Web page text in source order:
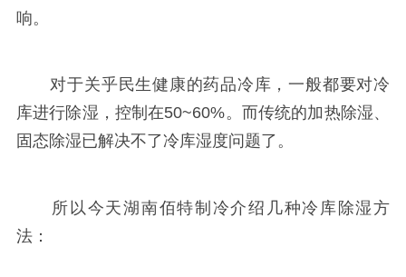
响。
对于关乎民生健康的药品冷库，一般都要对冷
库进行除湿，控制在50~60%。而传统的加热除湿、
固态除湿已解决不了冷库湿度问题了。
所以今天湖南佰特制冷介绍几种冷库除湿方
法：